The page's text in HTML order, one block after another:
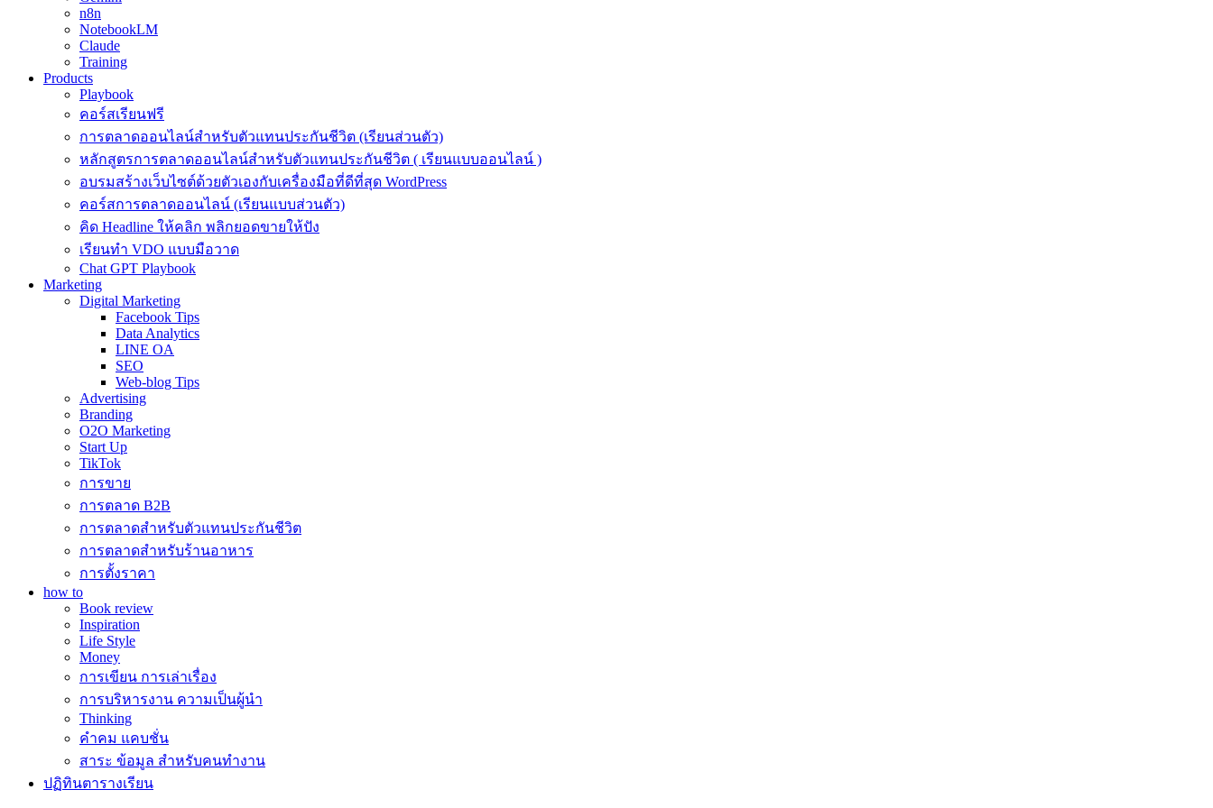
n8n
NotebookLM
Claude
Training
Products
Playbook
คอร์สเรียนฟรี
การตลาดออนไลน์สำหรับตัวแทนประกันชีวิต (เรียนส่วนตัว)
หลักสูตรการตลาดออนไลน์สำหรับตัวแทนประกันชีวิต ( เรียนแบบออนไลน์ )
อบรมสร้างเว็บไซต์ด้วยตัวเองกับเครื่องมือที่ดีที่สุด WordPress
คอร์สการตลาดออนไลน์ (เรียนแบบส่วนตัว)
คิด Headline ให้คลิก พลิกยอดขายให้ปัง
เรียนทำ VDO แบบมือวาด
Chat GPT Playbook
Marketing
Digital Marketing
Facebook Tips
Data Analytics
LINE OA
SEO
Web-blog Tips
Advertising
Branding
O2O Marketing
Start Up
TikTok
การขาย
การตลาด B2B
การตลาดสำหรับตัวแทนประกันชีวิต
การตลาดสำหรับร้านอาหาร
การตั้งราคา
how to
Book review
Inspiration
Life Style
Money
การเขียน การเล่าเรื่อง
การบริหารงาน ความเป็นผู้นำ
Thinking
คำคม แคบชั่น
สาระ ข้อมูล สำหรับคนทำงาน
ปฏิทินตารางเรียน